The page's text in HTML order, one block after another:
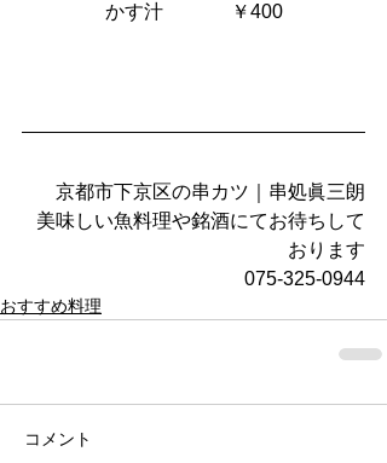
かす汁              ￥400
京都市下京区の串カツ｜串処眞三朗
美味しい魚料理や銘酒にてお待ちして
おります
075-325-0944
おすすめ料理
コメント